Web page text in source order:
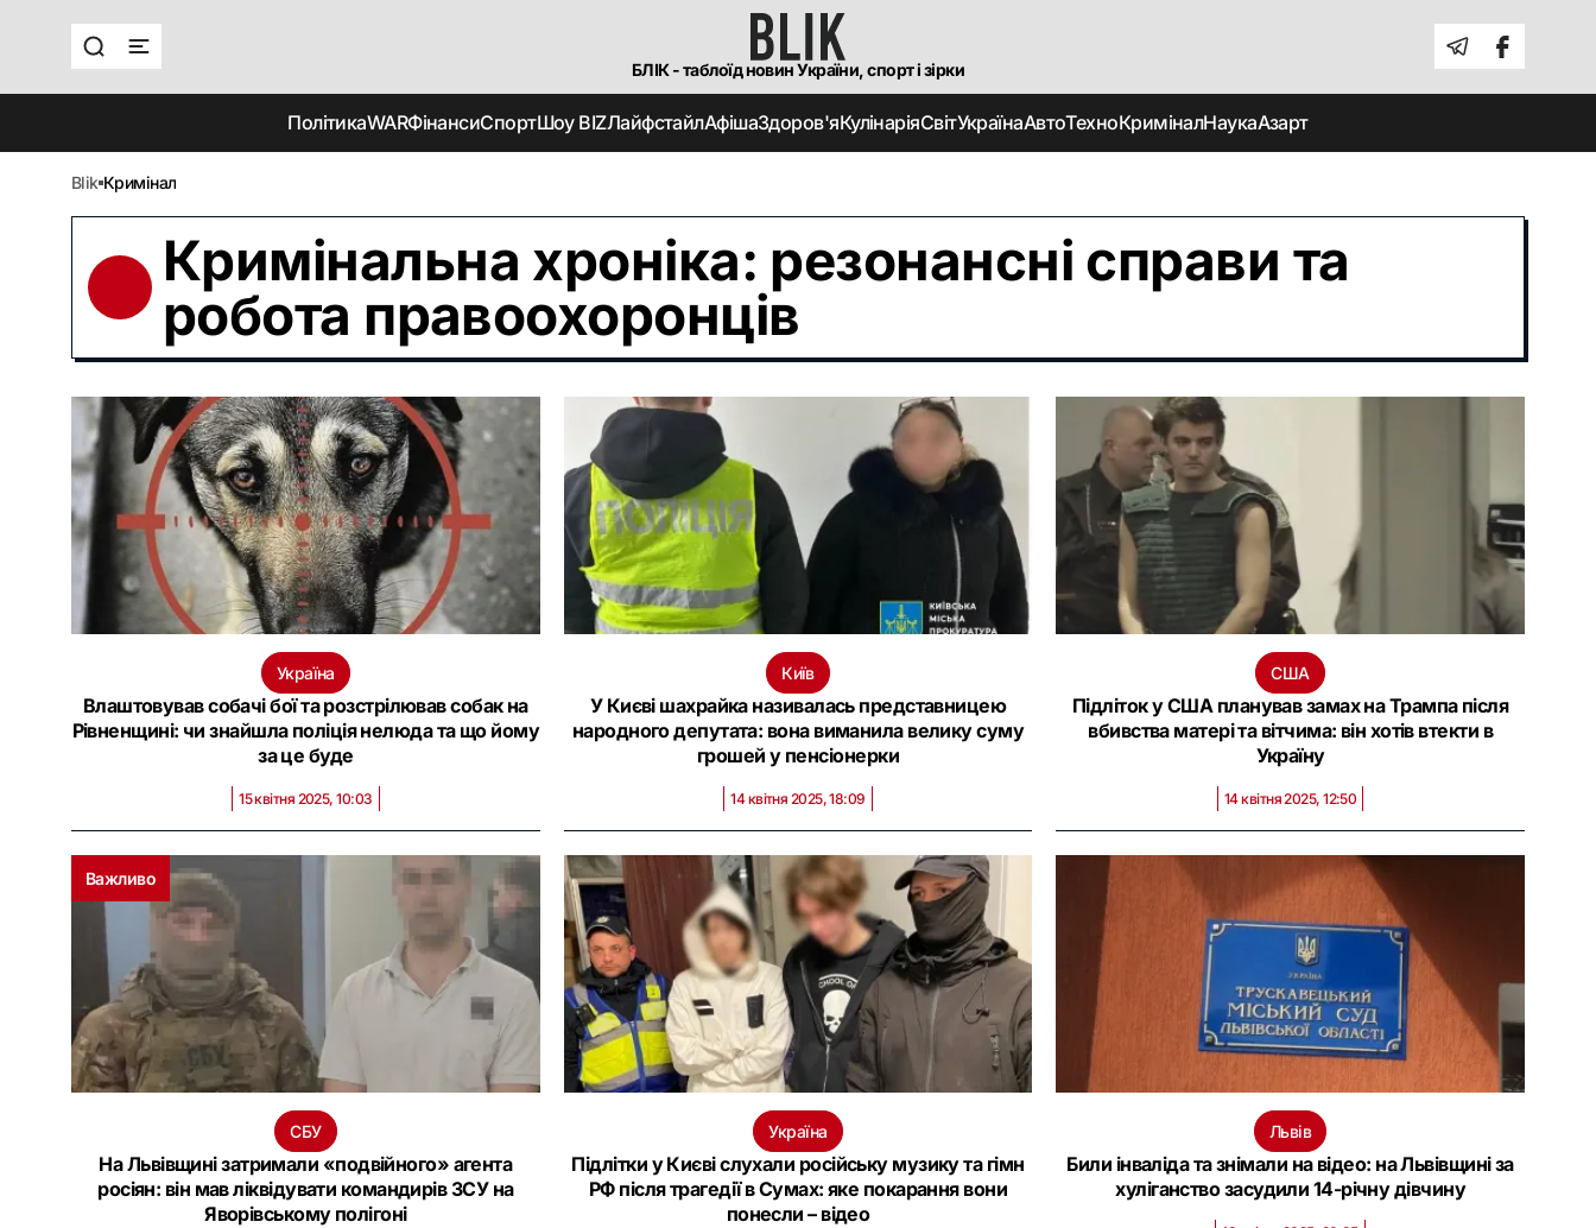
БЛІК - таблоїд новин України, спорт і зірки
ПолітикаWARФінансиСпортШоу BIZЛайфстайлАфішаЗдоров'яКулінаріяСвітУкраїнаАвтоТехноКриміналНаукаАзарт
blik Кримінал
Кримінальна хроніка: резонансні справи та
робота правоохоронців
Україна
Влаштовував собачі бої та розстрілював собак на
Рівненщині: чи знайшла поліція нелюда та що йому
за це буде
15 квітня 2025, 10:03
Київ
У Києві шахрайка називалась представницею
народного депутата: вона виманила велику суму
грошей у пенсіонерки
14 квітня 2025, 18:09
США
Підліток у США планував замах на Трампа після
вбивства матері та вітчима: він хотів втекти в
Україну
14 квітня 2025, 12:50
Важливо
СБУ
На Львівщині затримали «подвійного» агента
росіян: він мав ліквідувати командирів ЗСУ на
Яворівському полігоні
Україна
Підлітки у Києві слухали російську музику та гімн
РФ після трагедії в Сумах: яке покарання вони
понесли – відео
Львів
Били інваліда та знімали на відео: на Львівщині за
хуліганство засудили 14-річну дівчину